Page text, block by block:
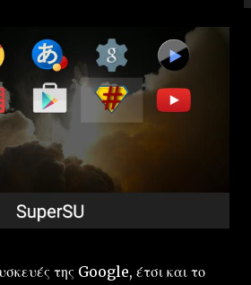
της Google, έτσι και το